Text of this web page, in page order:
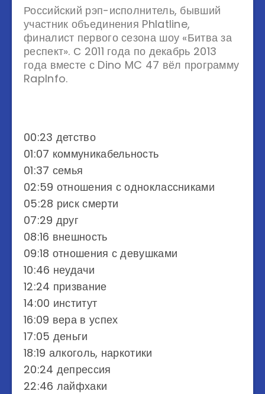
Российский рэп-исполнитель, бывший
участник объединения Phlatline,
финалист первого сезона шоу «Битва за
респект». С 2011 года по декабрь 2013
года вместе с Dino MC 47 вёл программу
RapInfo.
00:23 детство
01:07 коммуникабельность
01:37 семья
02:59 отношения с одноклассниками
05:28 риск смерти
07:29 друг
08:16 внешность
09:18 отношения с девушками
10:46 неудачи
12:24 призвание
14:00 институт
16:09 вера в успех
17:05 деньги
18:19 алкоголь, наркотики
20:24 депрессия
22:46 лайфхаки